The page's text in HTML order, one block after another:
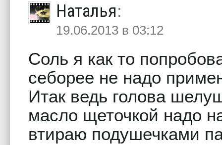
Наталья:
19.06.2013 в 03:12
Соль я как то
себорее не надо
Итак ведь голова
масло щеточкой надо
втираю подушечками